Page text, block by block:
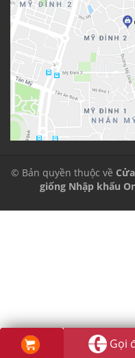
© Bản quyền thuộc về
giống Nhập khẩu
Gọi